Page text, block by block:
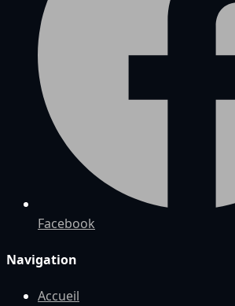
Facebook
Navigation
Accueil